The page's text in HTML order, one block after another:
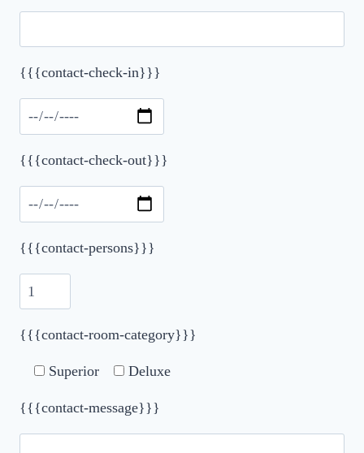
Please leave this field empty.
{{{contact-check-in}}}
{{{contact-check-out}}}
{{{contact-persons}}}
{{{contact-room-category}}}
Superior Deluxe
{{{contact-message}}}